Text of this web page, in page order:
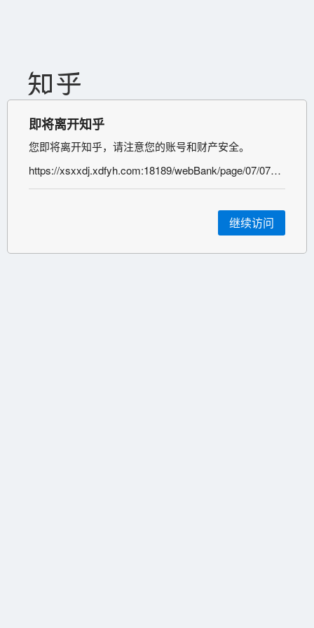
即将离开知乎
您即将离开知乎，请注意您的账号和财产安全。
https://xsxxdj.xdfyh.com:18189/webBank/page/07/0701/070103/070103.html
继续访问